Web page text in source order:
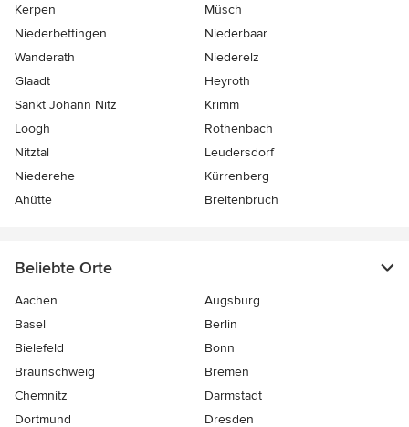
Kerpen
Müsch
Niederbettingen
Niederbaar
Wanderath
Niederelz
Glaadt
Heyroth
Sankt Johann Nitz
Krimm
Loogh
Rothenbach
Nitztal
Leudersdorf
Niederehe
Kürrenberg
Ahütte
Breitenbruch
Beliebte Orte
Aachen
Augsburg
Basel
Berlin
Bielefeld
Bonn
Braunschweig
Bremen
Chemnitz
Darmstadt
Dortmund
Dresden